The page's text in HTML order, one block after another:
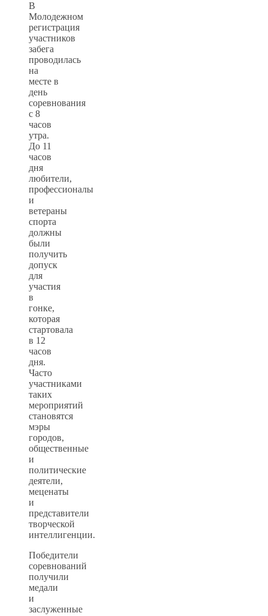
В
Молодежном
регистрация
участников
забега
проводилась
на
месте в
день
соревнования
с 8
часов
утра.
До 11
часов
дня
любители,
профессионалы
и
ветераны
спорта
должны
были
получить
допуск
для
участия
в
гонке,
которая
стартовала
в 12
часов
дня.
Часто
участниками
таких
мероприятий
становятся
мэры
городов,
общественные
и
политические
деятели,
меценаты
и
представители
творческой
интеллигенции.
Победители
соревнований
получили
медали
и
заслуженные